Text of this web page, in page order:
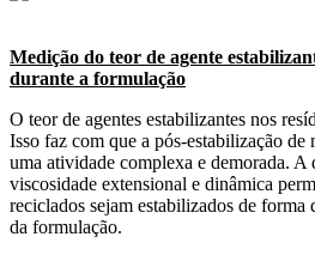
Medição do teor de agente
durante a formulação
O teor de agentes estabilizantes nos
Isso faz com que a pós-estabilização de
uma atividade complexa e demorada. A
viscosidade extensional e dinâmica
reciclados sejam estabilizados de forma
da formulação.